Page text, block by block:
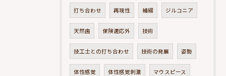
打ち合わせ 再現性 補綴 ジルコニア
天然歯 保険適応外 技術
技工士との打ち合わせ 技術の発展 姿勢
体性感覚 体性感覚刺激 マウスピース